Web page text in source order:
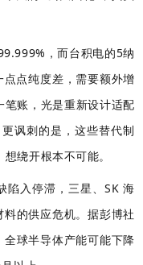
，而台积电的5纳
点纯度差，需要额外增
账，光是重新设计适配
讽刺的是，这些替代制
绕开根本不可能。
入停滞，三星、SK 海
的供应危机。据彭博社
球半导体产能可能下降